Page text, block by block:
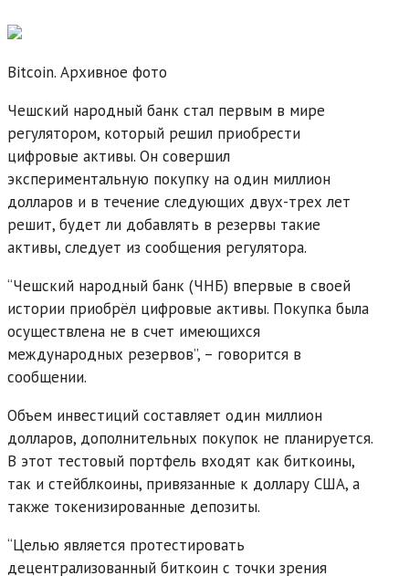
Bitcoin. Архивное фото
Чешский народный банк стал первым в мире
регулятором, который решил приобрести
цифровые активы. Он совершил
экспериментальную покупку на один миллион
долларов и в течение следующих двух-трех лет
решит, будет ли добавлять в резервы такие
активы, следует из сообщения регулятора.
“Чешский народный банк (ЧНБ) впервые в своей
истории приобрёл цифровые активы. Покупка была
осуществлена не в счет имеющихся
международных резервов”, – говорится в
сообщении.
Объем инвестиций составляет один миллион
долларов, дополнительных покупок не планируется.
В этот тестовый портфель входят как биткоины,
так и стейблкоины, привязанные к доллару США, а
также токенизированные депозиты.
“Целью является протестировать
децентрализованный биткоин с точки зрения